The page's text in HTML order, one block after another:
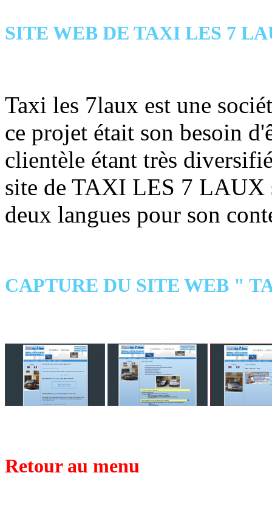
SITE WEB DE TAXI LES 7
Taxi les 7laux est une
ce projet était son besoin
clientèle étant très
site de TAXI LES 7 LAUX
deux langues pour son
CAPTURE DU SITE WEB "
Retour au menu